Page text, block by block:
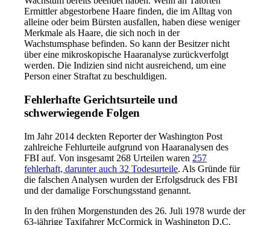
Ermittler abgestorbene Haare finden, die im Alltag von
alleine oder beim Bürsten ausfallen, haben diese weniger
Merkmale als Haare, die sich noch in der
Wachstumsphase befinden. So kann der Besitzer nicht
über eine mikroskopische Haaranalyse zurückverfolgt
werden. Die Indizien sind nicht ausreichend, um eine
Person einer Straftat zu beschuldigen.
Fehlerhafte Gerichtsurteile und
schwerwiegende Folgen
Im Jahr 2014 deckten Reporter der Washington Post
zahlreiche Fehlurteile aufgrund von Haaranalysen des
FBI auf. Von insgesamt 268 Urteilen waren 257
fehlerhaft, darunter auch 32 Todesurteile. Als Gründe für
die falschen Analysen wurden der Erfolgsdruck des FBI
und der damalige Forschungsstand genannt.
In den frühen Morgenstunden des 26. Juli 1978 wurde der
63-jährige Taxifahrer McCormick in Washington D.C.